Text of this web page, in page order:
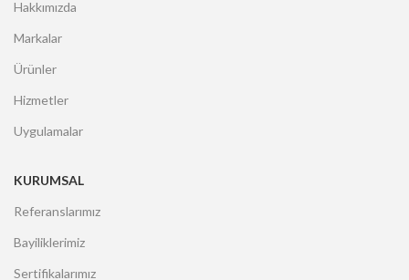
Hakkımızda
Markalar
Ürünler
Hizmetler
Uygulamalar
KURUMSAL
Referanslarımız
Bayiliklerimiz
Sertifikalarımız